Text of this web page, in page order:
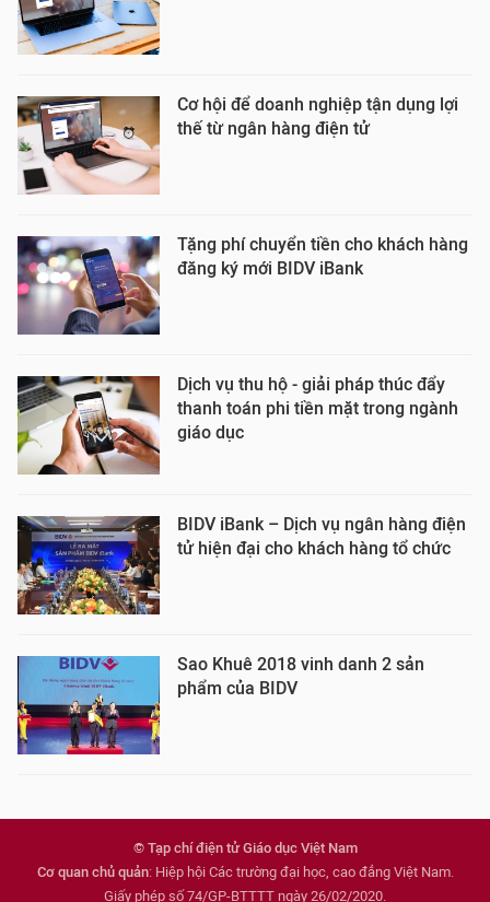
Cơ hội để doanh nghiệp tận dụng lợi
thế từ ngân hàng điện tử
Tặng phí chuyển tiền cho khách hàng
đăng ký mới BIDV iBank
Dịch vụ thu hộ - giải pháp thúc đẩy
thanh toán phi tiền mặt trong ngành
giáo dục
BIDV iBank – Dịch vụ ngân hàng điện
tử hiện đại cho khách hàng tổ chức
Sao Khuê 2018 vinh danh 2 sản
phẩm của BIDV
© Tạp chí điện tử Giáo dục Việt Nam
Cơ quan chủ quản: Hiệp hội Các trường đại học, cao đẳng Việt Nam.
Giấy phép số 74/GP-BTTTT ngày 26/02/2020.